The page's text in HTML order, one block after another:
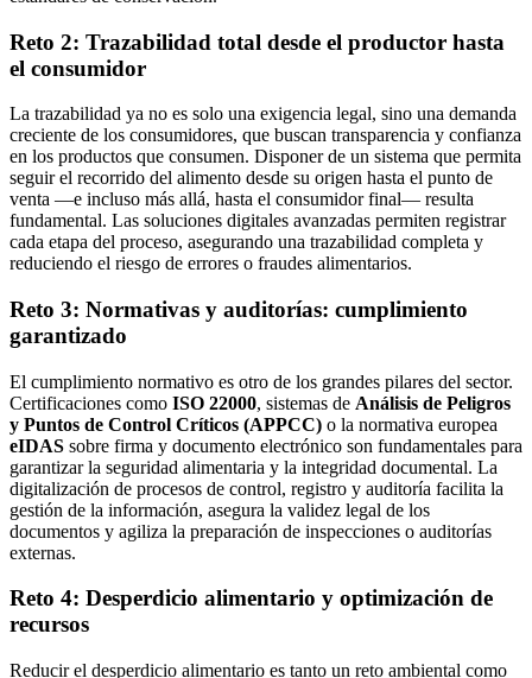
Reto 2: Trazabilidad total desde el productor hasta
el consumidor
La trazabilidad ya no es solo una exigencia legal, sino una demanda
creciente de los consumidores, que buscan transparencia y confianza
en los productos que consumen. Disponer de un sistema que permita
seguir el recorrido del alimento desde su origen hasta el punto de
venta —e incluso más allá, hasta el consumidor final— resulta
fundamental. Las soluciones digitales avanzadas permiten registrar
cada etapa del proceso, asegurando una trazabilidad completa y
reduciendo el riesgo de errores o fraudes alimentarios.
Reto 3: Normativas y auditorías: cumplimiento
garantizado
El cumplimiento normativo es otro de los grandes pilares del sector.
Certificaciones como ISO 22000, sistemas de Análisis de Peligros
y Puntos de Control Críticos (APPCC) o la normativa europea
eIDAS sobre firma y documento electrónico son fundamentales para
garantizar la seguridad alimentaria y la integridad documental. La
digitalización de procesos de control, registro y auditoría facilita la
gestión de la información, asegura la validez legal de los
documentos y agiliza la preparación de inspecciones o auditorías
externas.
Reto 4: Desperdicio alimentario y optimización de
recursos
Reducir el desperdicio alimentario es tanto un reto ambiental como